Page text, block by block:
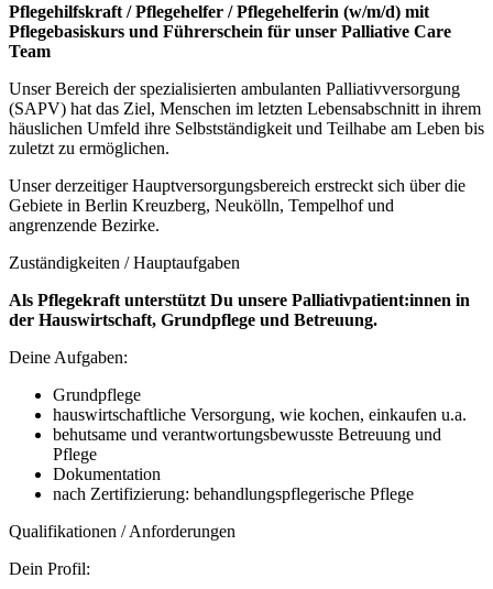
Pflegehilfskraft / Pflegehelfer / Pflegehelferin (w/m/d) mit
Pflegebasiskurs und Führerschein für unser Palliative Care
Team
Unser Bereich der spezialisierten ambulanten Palliativversorgung
(SAPV) hat das Ziel, Menschen im letzten Lebensabschnitt in ihrem
häuslichen Umfeld ihre Selbstständigkeit und Teilhabe am Leben bis
zuletzt zu ermöglichen.
Unser derzeitiger Hauptversorgungsbereich erstreckt sich über die
Gebiete in Berlin Kreuzberg, Neukölln, Tempelhof und
angrenzende Bezirke.
Zuständigkeiten / Hauptaufgaben
Als Pflegekraft unterstützt Du unsere Palliativpatient:innen in
der Hauswirtschaft, Grundpflege und Betreuung.
Deine Aufgaben:
Grundpflege
hauswirtschaftliche Versorgung, wie kochen, einkaufen u.a.
behutsame und verantwortungsbewusste Betreuung und
Pflege
Dokumentation
nach Zertifizierung: behandlungspflegerische Pflege
Qualifikationen / Anforderungen
Dein Profil: